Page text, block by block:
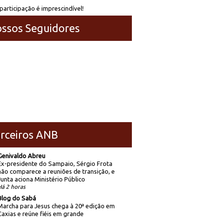
é imprescindível!
Seguidores
ANB
Abreu
presidente do Sampaio, Sérgio Frota
comparece a reuniões de transição, e
aciona Ministério Público
2 horas
do Sabá
para Jesus chega à 20ª edição em
e reúne fiéis em grande